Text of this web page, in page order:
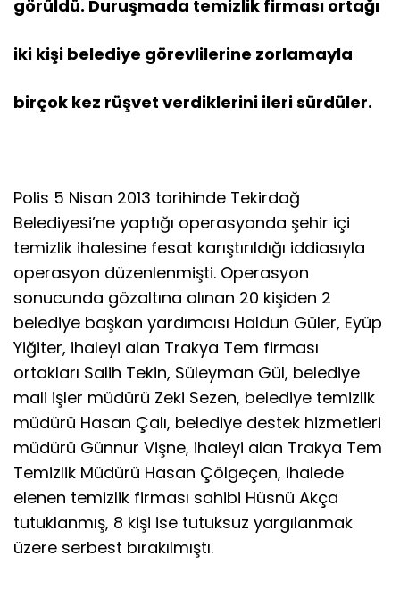
görüldü. Duruşmada temizlik firması ortağı
iki kişi belediye görevlilerine zorlamayla
birçok kez rüşvet verdiklerini ileri sürdüler.
Polis 5 Nisan 2013 tarihinde Tekirdağ
Belediyesi’ne yaptığı operasyonda şehir içi
temizlik ihalesine fesat karıştırıldığı iddiasıyla
operasyon düzenlenmişti. Operasyon
sonucunda gözaltına alınan 20 kişiden 2
belediye başkan yardımcısı Haldun Güler, Eyüp
Yiğiter, ihaleyi alan Trakya Tem firması
ortakları Salih Tekin, Süleyman Gül, belediye
mali işler müdürü Zeki Sezen, belediye temizlik
müdürü Hasan Çalı, belediye destek hizmetleri
müdürü Günnur Vişne, ihaleyi alan Trakya Tem
Temizlik Müdürü Hasan Çölgeçen, ihalede
elenen temizlik firması sahibi Hüsnü Akça
tutuklanmış, 8 kişi ise tutuksuz yargılanmak
üzere serbest bırakılmıştı.